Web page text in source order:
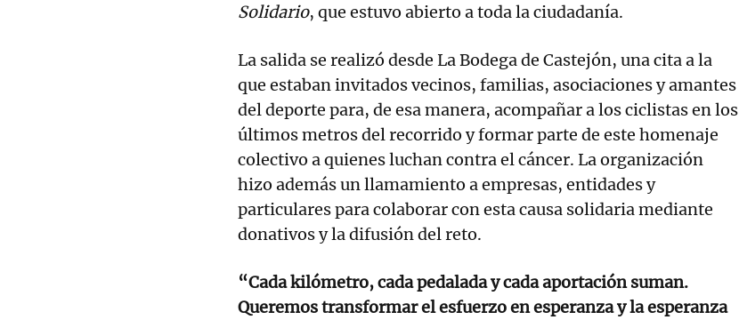
Solidario, que estuvo abierto a toda la ciudadanía.
La salida se realizó desde La Bodega de Castejón, una cita a la
que estaban invitados vecinos, familias, asociaciones y amantes
del deporte para, de esa manera, acompañar a los ciclistas en los
últimos metros del recorrido y formar parte de este homenaje
colectivo a quienes luchan contra el cáncer. La organización
hizo además un llamamiento a empresas, entidades y
particulares para colaborar con esta causa solidaria mediante
donativos y la difusión del reto.
“Cada kilómetro, cada pedalada y cada aportación suman.
Queremos transformar el esfuerzo en esperanza y la esperanza